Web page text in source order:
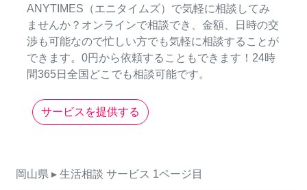
ANYTIMES（エニタイムズ）で気軽に相談してみ
ませんか？オンラインで相談でき、金額、日時の交
渉も可能なので忙しい方でも気軽に相談することが
できます。0円から依頼することもできます！24時
間365日全国どこでも相談可能です。
サービスを提供する
岡山県 ▸ 生活相談 サービス 1ページ目